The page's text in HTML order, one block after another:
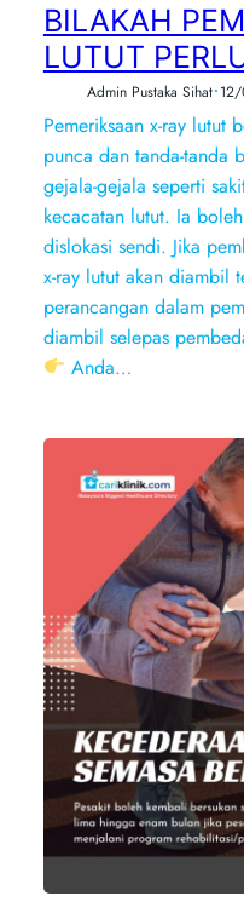
BILAKAH
LUTUT
Admin Pustaka Sihat•
Pemeriksaan x-ray lutut
punca dan tanda-tanda
gejala-gejala seperti
kecacatan lutut. Ia
dislokasi sendi. Jika
x-ray lutut akan diambil
perancangan dalam
diambil selepas
Anda…